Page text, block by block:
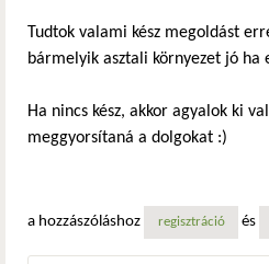
Tudtok valami kész megoldást
bármelyik asztali környezet jó ha
Ha nincs kész, akkor agyalok ki
meggyorsítaná a dolgokat :)
a hozzászóláshoz regisztráció és